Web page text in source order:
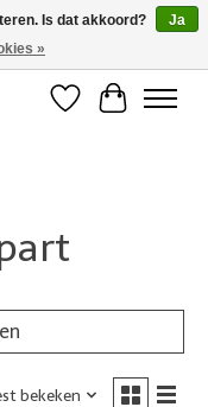
Verlanglijst
bekeken
Is dat akkoord?
Ja
»